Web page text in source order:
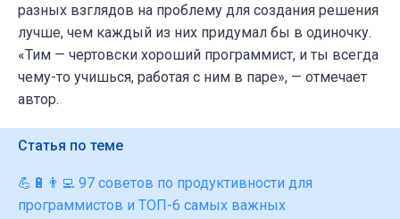
разных взглядов на проблему для создания решения
лучше, чем каждый из них придумал бы в одиночку.
«Тим — чертовски хороший программист, и ты всегда
чему-то учишься, работая с ним в паре», — отмечает
автор.
Статья по теме
💪🔋👨‍💻 97 советов по продуктивности для
программистов и ТОП-6 самых важных